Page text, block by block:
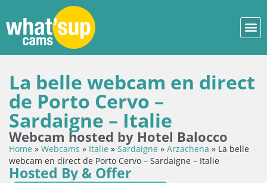
La belle webcam en direct
de Porto Cervo –
Sardaigne – Italie
Webcam hosted by Hotel Balocco
Home » Webcams » Italie » Sardaigne » Arzachena » La belle
webcam en direct de Porto Cervo – Sardaigne – Italie
Hosted By & Offer